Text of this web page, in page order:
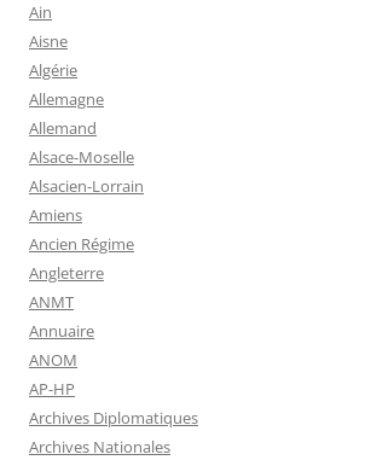
Ain
Aisne
Algérie
Allemagne
Allemand
Alsace-Moselle
Alsacien-Lorrain
Amiens
Ancien Régime
Angleterre
ANMT
Annuaire
ANOM
AP-HP
Archives Diplomatiques
Archives Nationales